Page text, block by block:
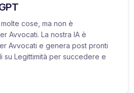
cose, ma non è
Avvocati. La nostra IA è
Avvocati e genera post pronti
su Legittimità per succedere e